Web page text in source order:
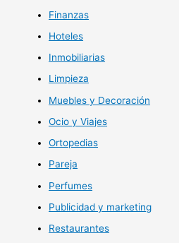
Finanzas
Hoteles
Inmobiliarias
Limpieza
Muebles y Decoración
Ocio y Viajes
Ortopedias
Pareja
Perfumes
Publicidad y marketing
Restaurantes